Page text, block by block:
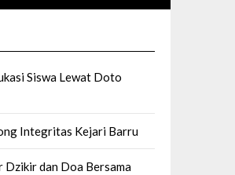
Siswa Lewat Doto
Integritas Kejari Barru
Dzikir dan Doa Bersama